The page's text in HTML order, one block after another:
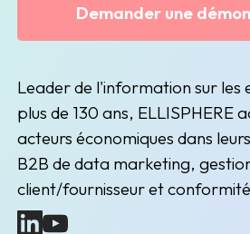
Demander une
Leader de l'information sur les
plus de 130 ans, ELLISPHERE
acteurs économiques dans
B2B de data marketing,
client/fournisseur et
(nouvelle fenêtre)
(nouvelle fenêtre)